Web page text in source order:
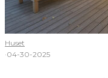
Huset
·04-30-2025